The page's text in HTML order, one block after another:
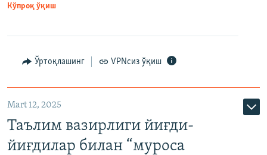
Кўпроқ ўқиш
Ўртоқлашинг VPNсиз ўқиш
Mart 12, 2025
Таълим вазирлиги йиғди-
йиғдилар билан “муроса